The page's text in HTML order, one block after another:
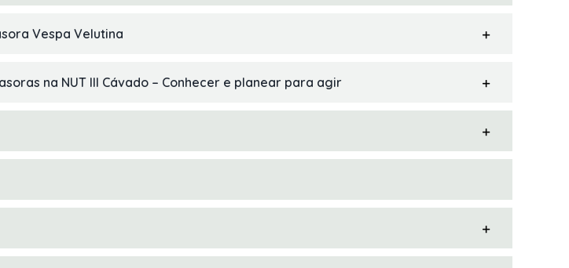
Vespa Velutina
na NUT III Cávado – Conhecer e planear para agir